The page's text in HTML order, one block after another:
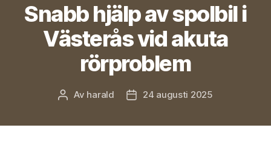
Snabb hjälp av spolbil i
Västerås vid akuta
rörproblem
Inläggsförfattare
Av harald Inläggsdatum
24 augusti 2025